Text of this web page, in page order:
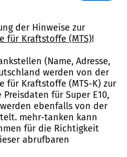
der Hinweise zur
für Kraftstoffe (MTS)!
(Name, Adresse,
werden von der
für Kraftstoffe (MTS-K) zur
für Super E10,
ebenfalls von der
mehr-tanken kann
für die Richtigkeit
abrufbaren